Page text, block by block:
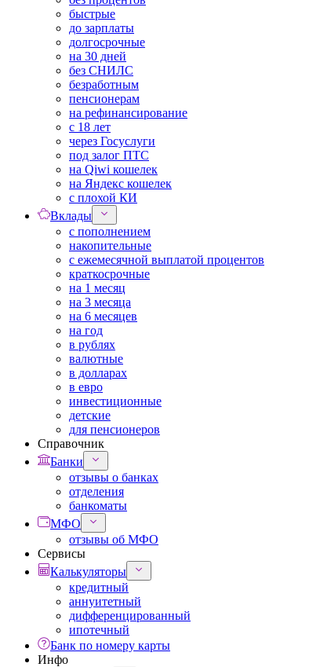
быстрые
до зарплаты
долгосрочные
на 30 дней
без СНИЛС
безработным
пенсионерам
на рефинансирование
с 18 лет
через Госуслуги
под залог ПТС
на Qiwi кошелек
на Яндекс кошелек
с плохой КИ
Вклады
с пополнением
накопительные
с ежемесячной выплатой процентов
краткосрочные
на 1 месяц
на 3 месяца
на 6 месяцев
на год
в рублях
валютные
в долларах
в евро
инвестиционные
детские
для пенсионеров
Справочник
Банки
отзывы о банках
отделения
банкоматы
МФО
отзывы об МФО
Сервисы
Калькуляторы
кредитный
аннуитетный
дифференцированный
ипотечный
Банк по номеру карты
Инфо